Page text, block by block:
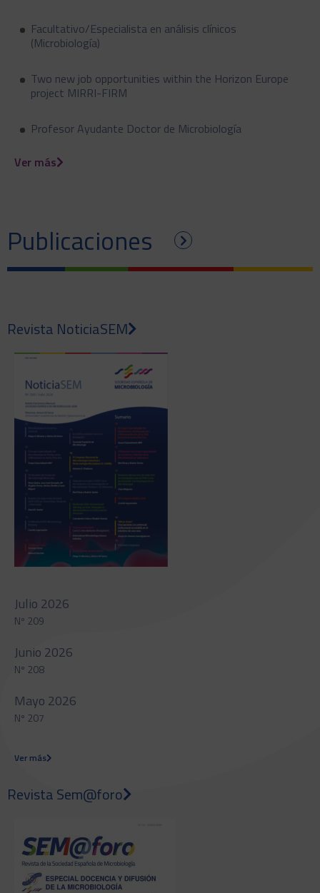
Facultativo/Especialista en análisis clínicos
(Microbiología)
Two new job opportunities within the Horizon Europe
project MIRRI-FIRM
Profesor Ayudante Doctor de Microbiología
Ver más
Publicaciones
Revista NoticiaSEM
Julio 2026
Nº 209
Junio 2026
Nº 208
Mayo 2026
Nº 207
Ver más
Revista Sem@foro